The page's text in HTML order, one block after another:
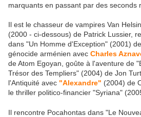
marquants en passant par des seconds
Il est le chasseur de vampires Van
(2000 - ci-dessous) de Patrick Lussier,
dans "Un Homme d'Exception" (2001)
génocide arménien avec Charles
de Atom Egoyan, goûte à l'aventure de
Trésor des Templiers" (2004) de Jon
l'Antiquité avec "Alexandre" (2004) de
le thriller politico-financier "Syriana"
Il rencontre Pocahontas dans "Le